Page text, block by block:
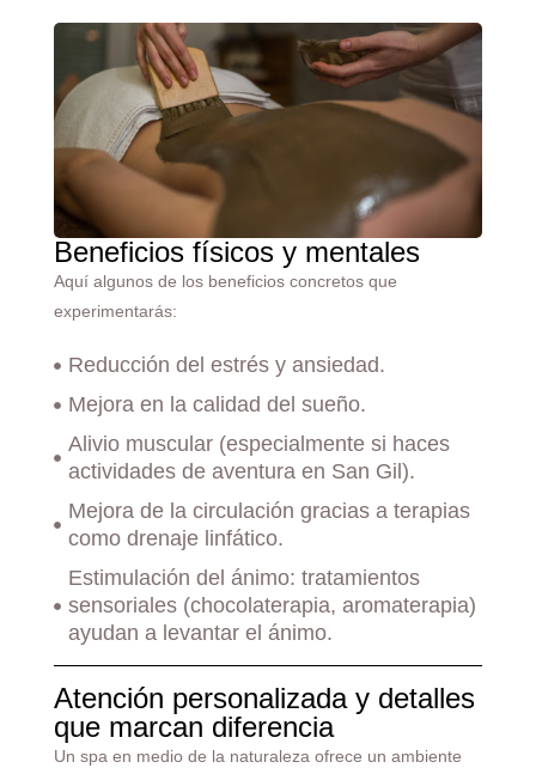
Beneficios físicos y mentales
Aquí algunos de los beneficios concretos que
experimentarás:
Reducción del estrés y ansiedad.
Mejora en la calidad del sueño.
Alivio muscular (especialmente si haces
actividades de aventura en San Gil).
Mejora de la circulación gracias a terapias
como drenaje linfático.
Estimulación del ánimo: tratamientos
sensoriales (chocolaterapia, aromaterapia)
ayudan a levantar el ánimo.
Atención personalizada y detalles
que marcan diferencia
Un spa en medio de la naturaleza ofrece un ambiente